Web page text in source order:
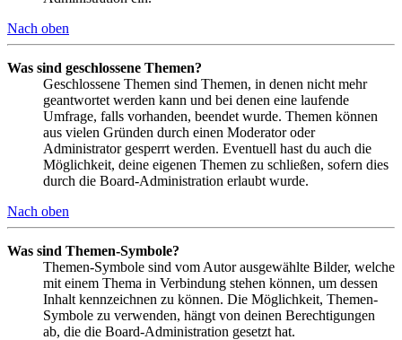
Nach oben
Was sind geschlossene Themen?
Geschlossene Themen sind Themen, in denen nicht mehr
geantwortet werden kann und bei denen eine laufende
Umfrage, falls vorhanden, beendet wurde. Themen können
aus vielen Gründen durch einen Moderator oder
Administrator gesperrt werden. Eventuell hast du auch die
Möglichkeit, deine eigenen Themen zu schließen, sofern dies
durch die Board-Administration erlaubt wurde.
Nach oben
Was sind Themen-Symbole?
Themen-Symbole sind vom Autor ausgewählte Bilder, welche
mit einem Thema in Verbindung stehen können, um dessen
Inhalt kennzeichnen zu können. Die Möglichkeit, Themen-
Symbole zu verwenden, hängt von deinen Berechtigungen
ab, die die Board-Administration gesetzt hat.